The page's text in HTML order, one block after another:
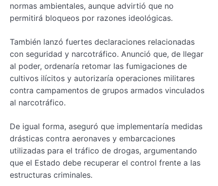
normas ambientales, aunque advirtió que no
permitirá bloqueos por razones ideológicas.
También lanzó fuertes declaraciones relacionadas
con seguridad y narcotráfico. Anunció que, de llegar
al poder, ordenaría retomar las fumigaciones de
cultivos ilícitos y autorizaría operaciones militares
contra campamentos de grupos armados vinculados
al narcotráfico.
De igual forma, aseguró que implementaría medidas
drásticas contra aeronaves y embarcaciones
utilizadas para el tráfico de drogas, argumentando
que el Estado debe recuperar el control frente a las
estructuras criminales.